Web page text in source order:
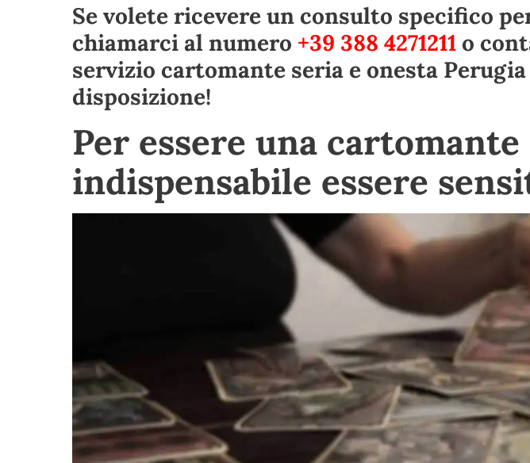
Se volete ricevere un consulto specifico
chiamarci al numero +39 388 4271211 o
servizio cartomante seria e onesta
disposizione!
Per essere una cartomante
indispensabile essere